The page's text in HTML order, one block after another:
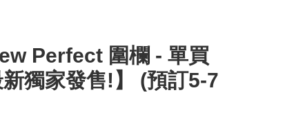
Perfect 圍欄 - 單買
新獨家發售!】 (預訂5-7